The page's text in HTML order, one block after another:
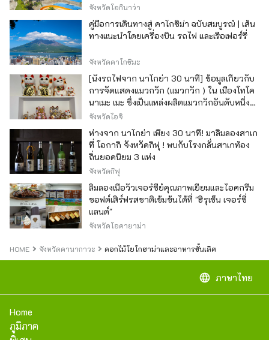
จังหวัดโอกินาว่า
คู่มือการเดินทางสู่ คาโกชิม่า ฉบับสมบูรณ์ | เส้น
ทางแนะนำโดยเครื่องบิน รถไฟ และเรือเฟอร์รี่
จังหวัดคาโกชิมะ
[นั่งรถไฟจาก นาโกย่า 30 นาที] ข้อมูลเกี่ยวกับ
การจัดแสดงแมวกวัก (แมวกวัก ) ใน เมืองโทโค
นาเมะ เมะ ซึ่งเป็นแหล่งผลิตแมวกวักอันดับหนึ่ง
ของญี่ปุ่น
จังหวัดไอจิ
ห่างจาก นาโกย่า เพียง 30 นาที! มาลิ้มลองสาเก
ที่ โอกากิ จังหวัดกิฟุ ! พบกับโรงกลั่นสาเกท้อง
ถิ่นยอดนิยม 3 แห่ง
จังหวัดกิฟุ
ลิ้มลองเนื้อวัวเจอร์ซีย์คุณภาพเยี่ยมและไอศกรีม
ซอฟต์เสิร์ฟรสชาติเข้มข้นได้ที่ "ฮิรุเซ็น เจอร์ซี่
แลนด์"
จังหวัดโอคายาม่า
HOME จังหวัดคานากาวะ ดอกไม้โยโกฮาม่าและอาหารชั้นเลิศ
language ภาษาไทย
Home
ภูมิภาค